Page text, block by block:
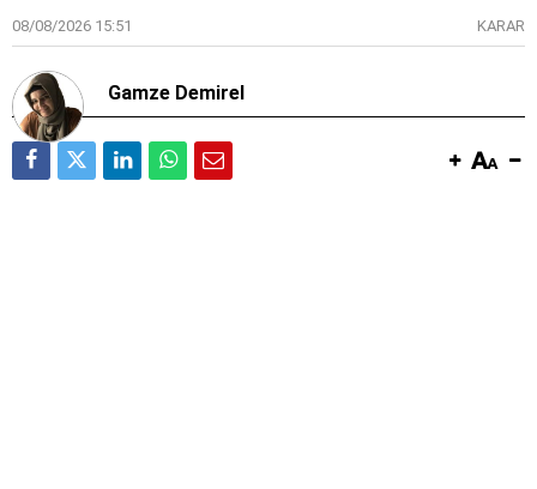
08/08/2026 15:51 KARAR
Gamze Demirel